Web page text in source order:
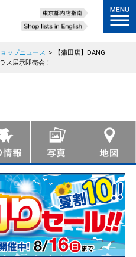
ップニュース >
【蒲田店】DANG
ス展示即売会！